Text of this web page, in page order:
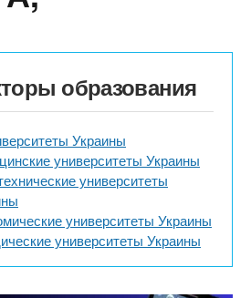
образования
Украины
университеты Украины
университеты
университеты Украины
университеты Украины